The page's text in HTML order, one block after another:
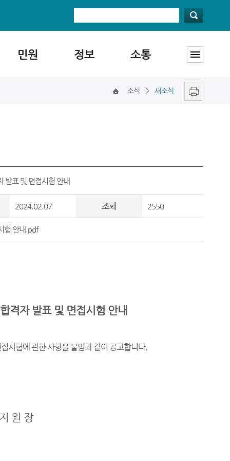
민원 정보 소통
소식 > 새소식
발표 및 면접시험 안내
2024.02.07 조회 2550
험 안내.pdf
격자 발표 및 면접시험 안내
시험에 관한 사항을 붙임과 같이 공고합니다.
원 장